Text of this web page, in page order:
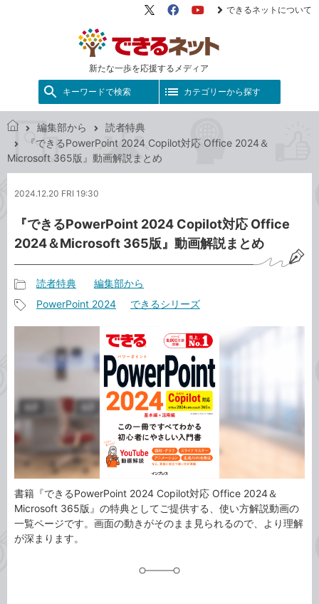
新たな一歩を応援するメディア
X（旧
FacebookYouTube
できるネットについて
キーワードで検索 カテゴリーから探す
き
ッ
編集部から
読者特典
『できるPowerPoint 2024 Copilot対応 Office 2024＆
Microsoft 365版』動画解説まとめ
2024.12.20 FRI 19:30
『できるPowerPoint 2024 Copilot対応 Office
2024＆Microsoft 365版』動画解説まとめ
事
カ
読者特典 編集部から
PowerPoint 2024 できるシリーズ
書籍『できるPowerPoint 2024 Copilot対応 Office 2024＆
Microsoft 365版』の特典としてご提供する、使い方解説動画の
一覧ページです。画面の動きがそのまま見られるので、より理解
が深まります。